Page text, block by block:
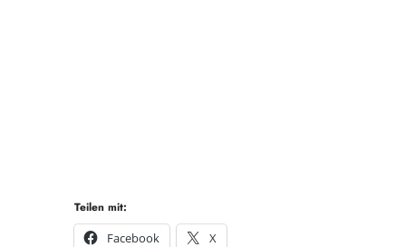
Teilen mit:
Facebook
X